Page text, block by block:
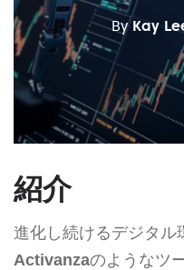
ByKay
紹介
進化し続けるデジタル
Activanzaのようなツ